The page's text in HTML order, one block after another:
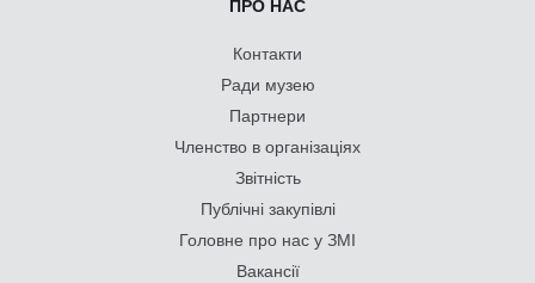
ПРО НАС
Контакти
Ради музею
Партнери
Членство в організаціях
Звітність
Публічні закупівлі
Головне про нас у ЗМІ
Вакансії